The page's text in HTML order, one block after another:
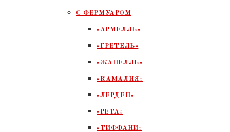
С ФЕРМУАРОМ
«АРМЕЛЛЬ»
«ГРЕТЕЛЬ»
«ЖАНЕЛЛЬ»
«КАМАЛИЯ»
«ЛЕРДЕН»
«РЕТА»
«ТИФФАНИ»